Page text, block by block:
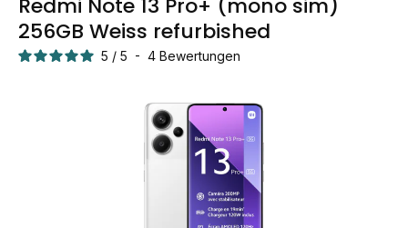
Redmi Note 13 Pro+ (mono sim)
256GB Weiss refurbished
5 / 5 - 4 Bewertungen